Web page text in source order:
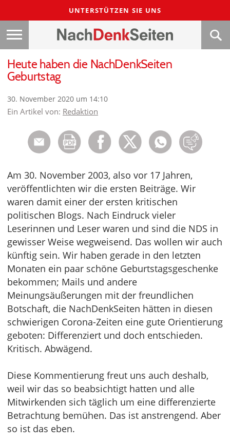
UNTERSTÜTZEN SIE UNS
Heute haben die NachDenkSeiten
Geburtstag
30. November 2020 um 14:10
Ein Artikel von: Redaktion
Am 30. November 2003, also vor 17 Jahren,
veröffentlichten wir die ersten Beiträge. Wir
waren damit einer der ersten kritischen
politischen Blogs. Nach Eindruck vieler
Leserinnen und Leser waren und sind die NDS in
gewisser Weise wegweisend. Das wollen wir auch
künftig sein. Wir haben gerade in den letzten
Monaten ein paar schöne Geburtstagsgeschenke
bekommen; Mails und andere
Meinungsäußerungen mit der freundlichen
Botschaft, die NachDenkSeiten hätten in diesen
schwierigen Corona-Zeiten eine gute Orientierung
geboten: Differenziert und doch entschieden.
Kritisch. Abwägend.
Diese Kommentierung freut uns auch deshalb,
weil wir das so beabsichtigt hatten und alle
Mitwirkenden sich täglich um eine differenzierte
Betrachtung bemühen. Das ist anstrengend. Aber
so ist das eben.